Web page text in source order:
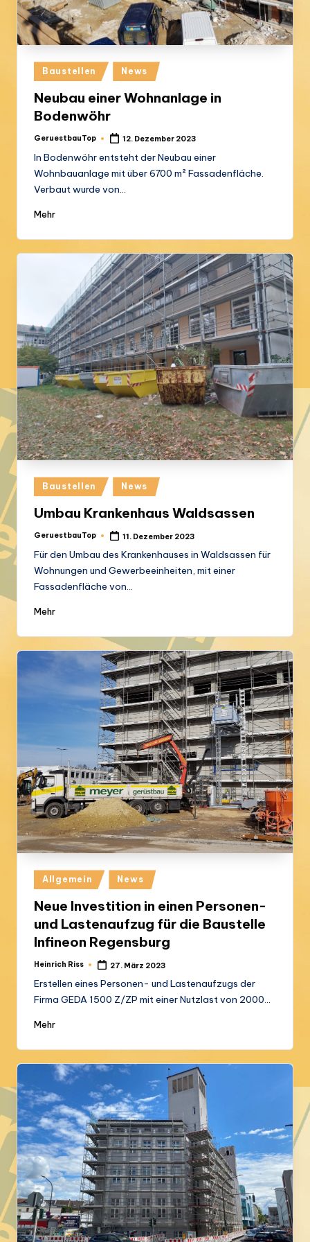
s
t
Posted
in
Baustellen News
Neubau einer Wohnanlage in
Bodenwöhr
Posted
GeruestbauTop 12. Dezember 2023
In Bodenwöhr entsteht der Neubau einer
Wohnbauanlage mit über 6700 m² Fassadenfläche.
Verbaut wurde von…
Mehr
Posted
in
Baustellen News
Umbau Krankenhaus Waldsassen
Posted
GeruestbauTop 11. Dezember 2023
Für den Umbau des Krankenhauses in Waldsassen für
Wohnungen und Gewerbeeinheiten, mit einer
Fassadenfläche von…
Mehr
Posted
in
Allgemein News
Neue Investition in einen Personen-
und Lastenaufzug für die Baustelle
Infineon Regensburg
Posted
Heinrich Riss 27. März 2023
Erstellen eines Personen- und Lastenaufzugs der
Firma GEDA 1500 Z/ZP mit einer Nutzlast von 2000…
Mehr